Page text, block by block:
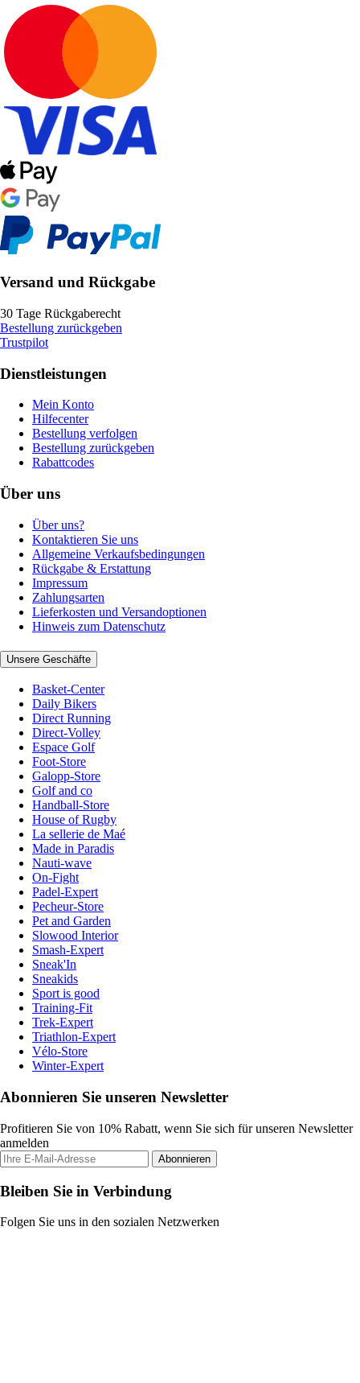
Versand und Rückgabe
30 Tage Rückgaberecht
Bestellung zurückgeben
Trustpilot
Dienstleistungen
Mein Konto
Hilfecenter
Bestellung verfolgen
Bestellung zurückgeben
Rabattcodes
Über uns
Über uns?
Kontaktieren Sie uns
Allgemeine Verkaufsbedingungen
Rückgabe & Erstattung
Impressum
Zahlungsarten
Lieferkosten und Versandoptionen
Hinweis zum Datenschutz
Unsere Geschäfte
Basket-Center
Daily Bikers
Direct Running
Direct-Volley
Espace Golf
Foot-Store
Galopp-Store
Golf and co
Handball-Store
House of Rugby
La sellerie de Maé
Made in Paradis
Nauti-wave
On-Fight
Padel-Expert
Pecheur-Store
Pet and Garden
Slowood Interior
Smash-Expert
Sneak'In
Sneakids
Sport is good
Training-Fit
Trek-Expert
Triathlon-Expert
Vélo-Store
Winter-Expert
Abonnieren Sie unseren Newsletter
Profitieren Sie von 10% Rabatt, wenn Sie sich für unseren Newsletter
anmelden
Abonnieren
Bleiben Sie in Verbindung
Folgen Sie uns in den sozialen Netzwerken